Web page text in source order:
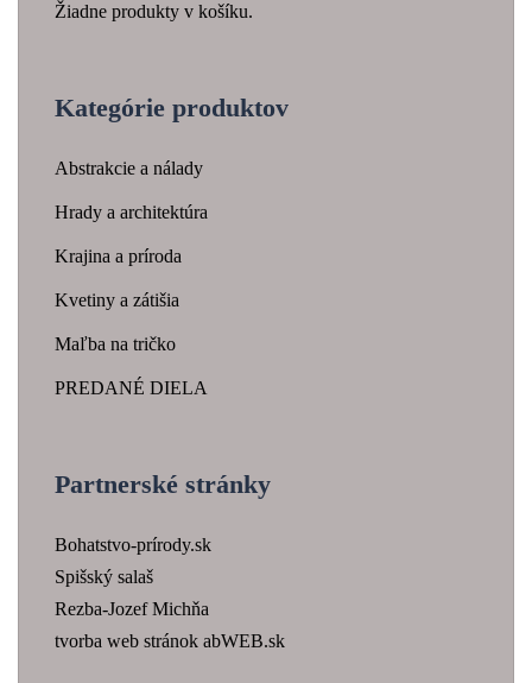
Žiadne produkty v košíku.
Kategórie produktov
Abstrakcie a nálady
Hrady a architektúra
Krajina a príroda
Kvetiny a zátišia
Maľba na tričko
PREDANÉ DIELA
Partnerské stránky
Bohatstvo-prírody.sk
Spišský salaš
Rezba-Jozef Michňa
tvorba web stránok abWEB.sk